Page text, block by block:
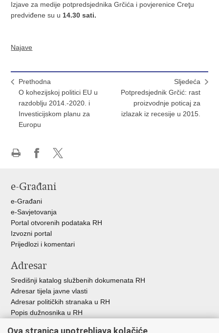
Izjave za medije potpredsjednika Grčića i povjerenice Creƫu
predviđene su u 14.30 sati.
Najave
Prethodna
O kohezijskoj politici EU u
razdoblju 2014.-2020. i
Investicijskom planu za
Europu
Sljedeća
Potpredsjednik Grčić: rast
proizvodnje poticaj za
izlazak iz recesije u 2015.
Facebooku
X-
e-Građani
e-Građani
e-Savjetovanja
Portal otvorenih podataka RH
Izvozni portal
Prijedlozi i komentari
Adresar
Središnji katalog službenih dokumenata RH
Adresar tijela javne vlasti
Adresar političkih stranaka u RH
Popis dužnosnika u RH
Ova stranica upotrebljava kolačiće